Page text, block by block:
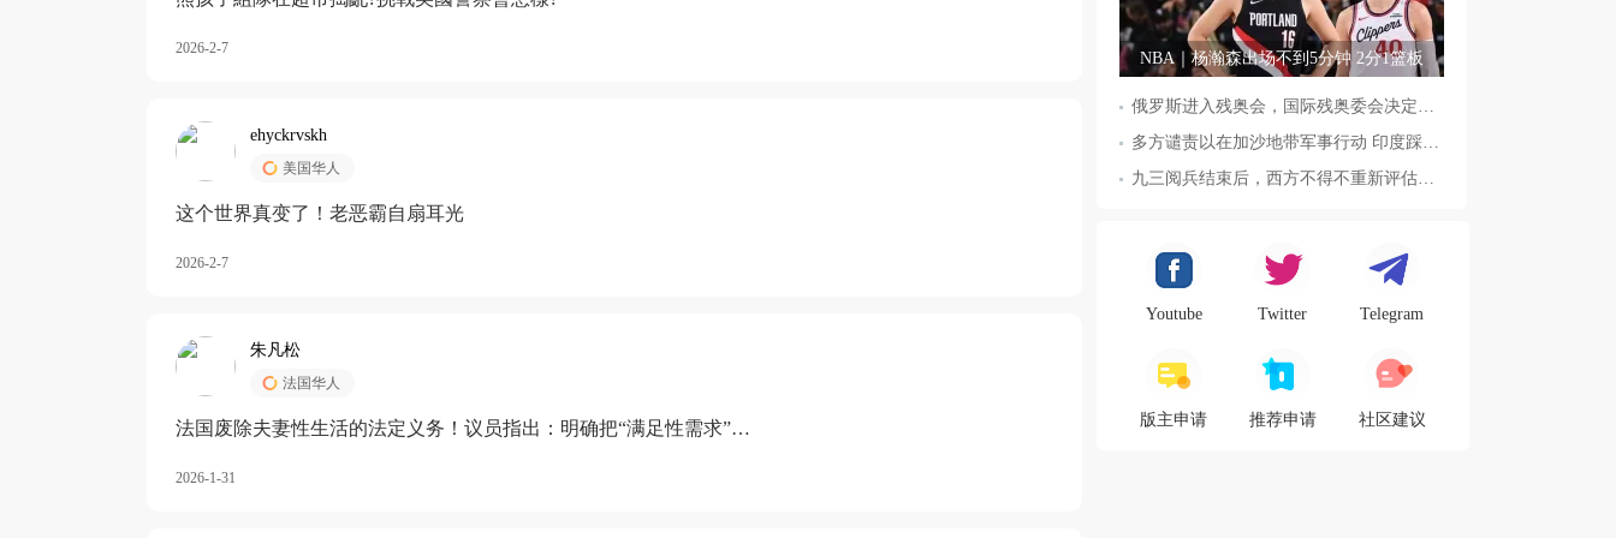
2026-2-7
ehyckrvskh
美国华人
这个世界真变了！老恶霸自扇耳光
2026-2-7
朱凡松
法国华人
法国废除夫妻性生活的法定义务！议员指出：明确把“满足性需求”排
2026-1-31
NBA｜杨瀚森出场不到5分钟 2分1篮板
Youtube Twitter Telegram
版主申请 推荐申请 社区建议